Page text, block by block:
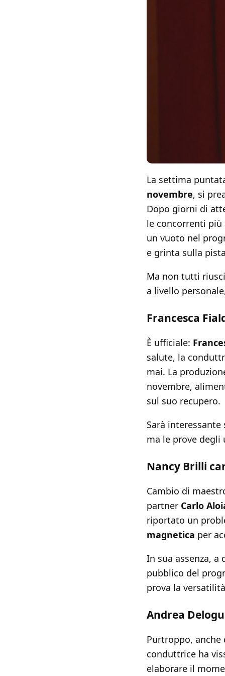
La settima
novembre, si
Dopo giorni di
le concorrenti più
un vuoto nel
e grinta sulla
Ma non tutti
a livello
Francesca
È ufficiale:
salute, la
mai. La
novembre,
sul suo recupero.
Sarà
ma le prove
Nancy Brilli
Cambio di
partner Carlo
riportato un
magnetica per
In sua assenza, a
pubblico del
prova la
Andrea
Purtroppo,
conduttrice ha
elaborare il